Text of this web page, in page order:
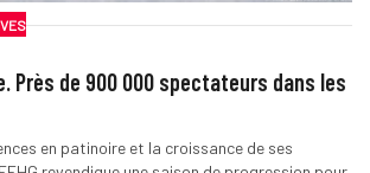
Près de 900 000 spectateurs dans les
en patinoire et la croissance de ses